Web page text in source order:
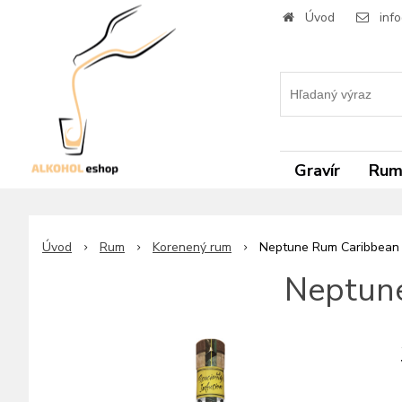
Úvod
Gravír Rum
Úvod Rum Korenený rum Neptune Rum